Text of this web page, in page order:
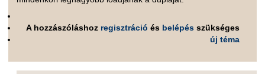
A hozzászóláshoz regisztráció és belépés szükséges
új téma